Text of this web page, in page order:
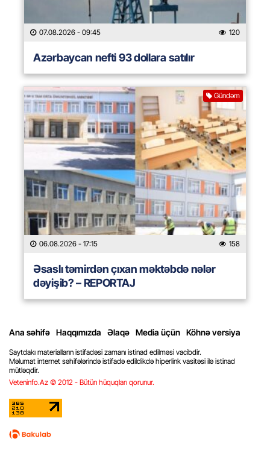
07.08.2026 - 09:45 120
Azərbaycan nefti 93 dollara satılır
Gündəm
06.08.2026 - 17:15 158
Əsaslı təmirdən çıxan məktəbdə nələr
dəyişib? – REPORTAJ
Ana səhifə Haqqımızda Əlaqə Media üçün Köhnə versiya
Saytdakı materialların istifadəsi zamanı istinad edilməsi vacibdir.
Məlumat internet səhifələrində istifadə edildikdə hiperlink vasitəsi ilə istinad
mütləqdir.
Veteninfo.Az © 2012 - Bütün hüquqları qorunur.